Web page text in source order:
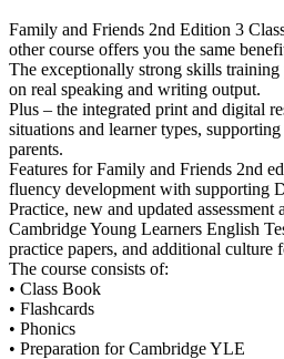
Family and Friends 2nd Edition 3
other course offers you the same
The exceptionally strong skills
on real speaking and writing output.
Plus – the integrated print and digital
situations and learner types, supporting
parents.
Features for Family and Friends 2nd
fluency development with supporting
Practice, new and updated
Cambridge Young Learners English
practice papers, and additional culture
The course consists of:
• Class Book
• Flashcards
• Phonics
• Preparation for Cambridge YLE